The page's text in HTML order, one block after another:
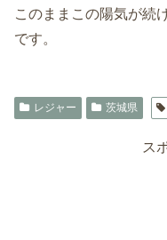
このままこの陽気が続
です。
レジャー 茨城県
ス